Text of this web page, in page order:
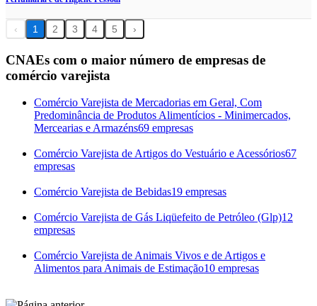
‹ 1 2 3 4 5 ›
CNAEs com o maior número de empresas de
comércio varejista
Comércio Varejista de Mercadorias em Geral, Com
Predominância de Produtos Alimentícios - Minimercados,
Mercearias e Armazéns69 empresas
Comércio Varejista de Artigos do Vestuário e Acessórios67
empresas
Comércio Varejista de Bebidas19 empresas
Comércio Varejista de Gás Liqüefeito de Petróleo (Glp)12
empresas
Comércio Varejista de Animais Vivos e de Artigos e
Alimentos para Animais de Estimação10 empresas